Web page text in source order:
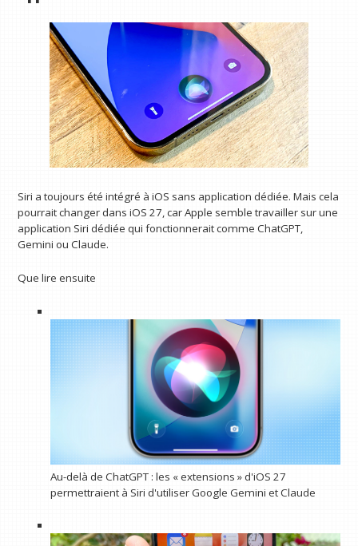
Siri a toujours été intégré à iOS sans application dédiée. Mais cela
pourrait changer dans iOS 27, car Apple semble travailler sur une
application Siri dédiée qui fonctionnerait comme ChatGPT,
Gemini ou Claude.
Que lire ensuite
Au-delà de ChatGPT : les « extensions » d'iOS 27
permettraient à Siri d'utiliser Google Gemini et Claude